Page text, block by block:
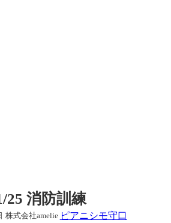
25 消防訓練
株式会社amelie ピアニシモ守口